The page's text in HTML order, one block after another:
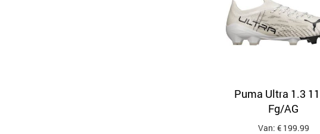
Puma Ultra 1.3
Fg/AG
Van: € 199.99